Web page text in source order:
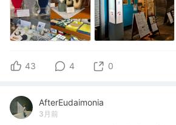
43 4 0
AfterEudaimonia
3月前